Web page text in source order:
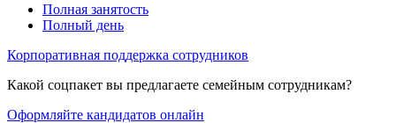
Полная занятость
Полный день
Корпоративная поддержка сотрудников
Какой соцпакет вы предлагаете семейным сотрудникам?
Оформляйте кандидатов онлайн